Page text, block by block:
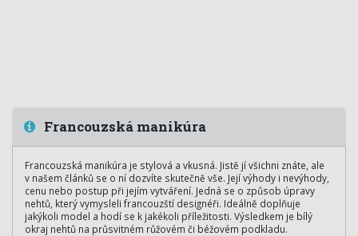
Francouzská manikúra
Francouzská manikúra je stylová a vkusná. Jistě jí všichni znáte, ale
v našem článků se o ní dozvíte skutečně vše. Její výhody i nevýhody,
cenu nebo postup při jejím vytváření. Jedná se o způsob úpravy
nehtů, který vymysleli francouzští designéři. Ideálně doplňuje
jakýkoli model a hodí se k jakékoli příležitosti. Výsledkem je bílý
okraj nehtů na průsvitném růžovém či béžovém podkladu.